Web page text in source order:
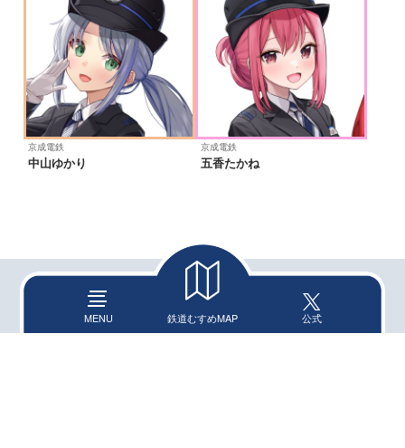
MENU 鉄道むすめMAP 公式
京成電鉄
中山ゆかり
京成電鉄
五香たかね
鉄道むすめとは
キャラクター紹介
お問い合わせ
サイトポリシー